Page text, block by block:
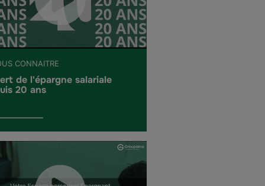
CONNAITRE
de l'épargne salariale
20 ans